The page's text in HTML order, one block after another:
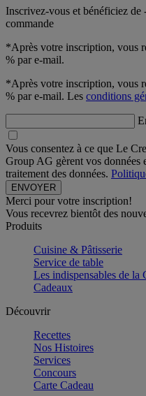
Inscrivez-vous et bénéficiez
commande
*Après votre inscription, vous
% par e-mail.
*Après votre inscription, vous
% par e-mail. Les conditions
Vous consentez à ce que Le
Group AG gèrent vos données
traitement des données.
Merci pour votre inscription!
Vous recevrez bientôt des
Produits
Cuisine & Pâtisserie
Service de table
Les indispensables de la
Cadeaux
Découvrir
Recettes
Nos Histoires
Services
Concours
Carte Cadeau